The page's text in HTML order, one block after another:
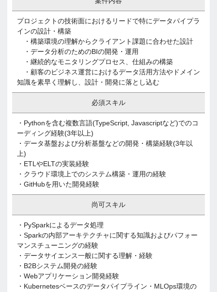
プロジェクトの技術面におけるリードで特にデータパイプラ
インの設計・構築
・構築環境の理解からクライアント課題に合わせた設計
・データ分析のためのBIの開発・運用
・継続的なモニタリングプロセス、仕組みの構築
・顧客のビジネス運営におけるデータ活用方法やドメイン
知識を素早く理解し、設計・開発に落とし込む
必須スキル
・Pythonを含む複数言語(TypeScript, Javascriptなど)でのコ
ーディング経験(3年以上)
・データ基盤および分析基盤などの開発・構築経験(3年以
上)
・ETLやELTの実装経験
・クラウド環境上でのシステム構築・運用の経験
・GitHubを用いた開発経験
尚可スキル
・PySparkによるデータ処理
・Sparkの内部アーキテクチャに関する知識およびパフォー
マンスチューニングの経験
・データサイエンス一般に関する理解・経験
・B2Bシステム開発の経験
・Webアプリケーション開発経験
・Kubernetesベースのデータパイプライン・MLOps環境の